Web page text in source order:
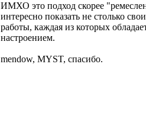
ИМХО это подход скорее
интересно показать не столько
работы, каждая из которых
настроением.
mendow, MYST, спасибо.